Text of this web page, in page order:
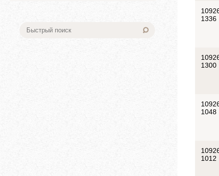
1336
1300
1048
1012